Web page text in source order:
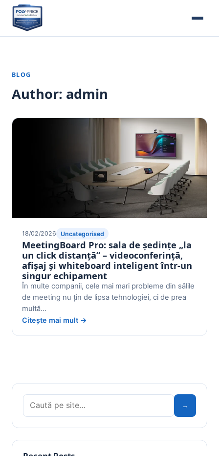
BLOG
Author: admin
18/02/2026 Uncategorised
MeetingBoard Pro: sala de ședințe „la
un click distanță” – videoconferință,
afișaj și whiteboard inteligent într-un
singur echipament
În multe companii, cele mai mari probleme din sălile
de meeting nu țin de lipsa tehnologiei, ci de prea
multă…
Citește mai mult →
Caută:
→